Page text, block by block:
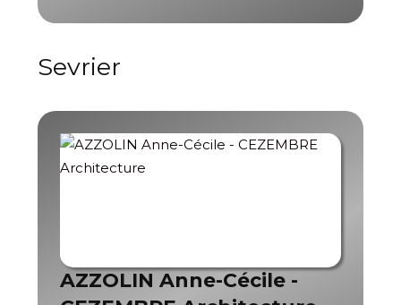
Sevrier
AZZOLIN Anne-Cécile -